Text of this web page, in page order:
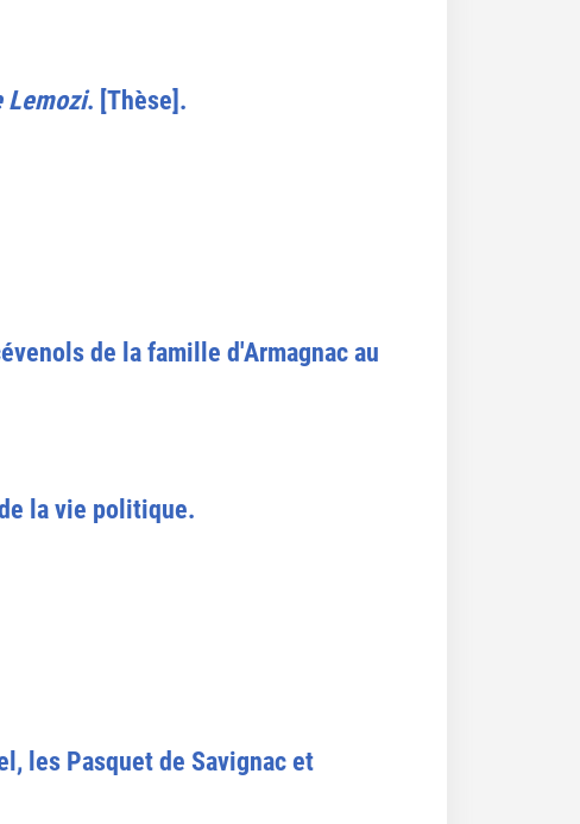
Lemozi. [Thèse].
de la famille d'Armagnac au
la vie politique.
les Pasquet de Savignac et